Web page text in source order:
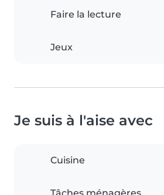
Faire la lecture
Jeux
Je suis à l'aise avec
Cuisine